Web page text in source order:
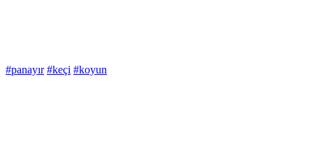
#panayır #keçi #koyun